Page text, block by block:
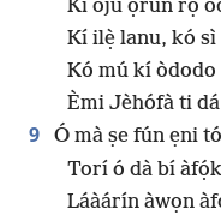
Kí ojú ọ̀run rọ
Kí ilẹ̀ lanu, kó sì
Kó mú kí òdodo
Èmi Jèhófà ti dá
9 Ó mà ṣe fún ẹni
Torí ó dà bí
Láàárín àwọn